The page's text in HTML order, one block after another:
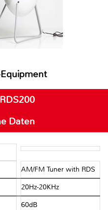
Daten
AM/FM Tuner with RDS
20Hz-20KHz
60dB